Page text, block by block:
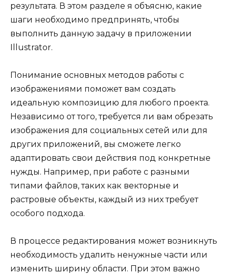
результата. В этом разделе я объясню, какие
шаги необходимо предпринять, чтобы
выполнить данную задачу в приложении
Illustrator.
Понимание основных методов работы с
изображениями поможет вам создать
идеальную композицию для любого проекта.
Независимо от того, требуется ли вам обрезать
изображения для социальных сетей или для
других приложений, вы сможете легко
адаптировать свои действия под конкретные
нужды. Например, при работе с разными
типами файлов, таких как векторные и
растровые объекты, каждый из них требует
особого подхода.
В процессе редактирования может возникнуть
необходимость удалить ненужные части или
изменить ширину области. При этом важно